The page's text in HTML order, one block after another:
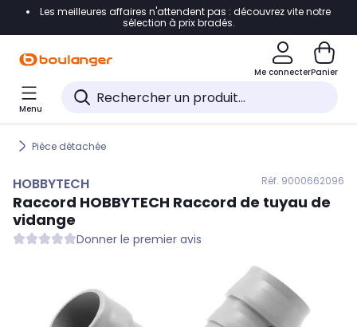
Accéder directement à la navigation
Accéder directement au pied de page
Accéder directement au chatbot
Les meilleures affaires n'attendent pas : découvrez vite notre
sélection à prix bradés.
Me connecterPanier
Menu
Pièce détachée
HOBBYTECH Réf. 9000662096
Raccord HOBBYTECH Raccord de tuyau de
vidange
Donner le premier avis